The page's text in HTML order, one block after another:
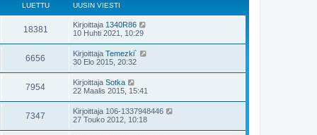
LUETTU UUSIN VIESTI
18381 Kirjoittaja 1340R86
10 Huhti 2021, 10:29
6656 Kirjoittaja Temezki`
30 Elo 2015, 20:32
7954 Kirjoittaja Sotka
22 Maalis 2015, 15:41
7347 Kirjoittaja 106-1337948446
27 Touko 2012, 10:18